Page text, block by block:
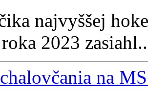
najvyššej
2023
na